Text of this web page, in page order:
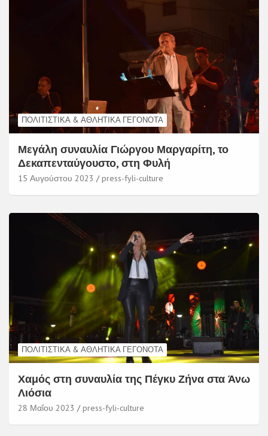
ΠΟΛΙΤΙΣΤΙΚΆ & ΑΘΛΗΤΙΚΆ ΓΕΓΟΝΌΤΑ
Μεγάλη συναυλία Γιώργου Μαργαρίτη, το
Δεκαπενταύγουστο, στη Φυλή
15 Αυγούστου 2023 press-fyli-culture
ΠΟΛΙΤΙΣΤΙΚΆ & ΑΘΛΗΤΙΚΆ ΓΕΓΟΝΌΤΑ
Χαμός στη συναυλία της Πέγκυ Ζήνα στα Άνω
Λιόσια
28 Μαΐου 2023 press-fyli-culture